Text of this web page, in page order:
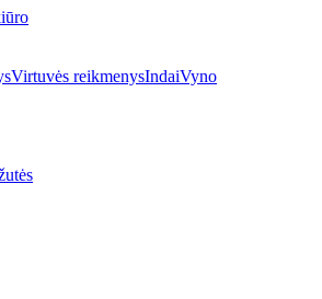
Virtuvės reikmenysIndaiVyno